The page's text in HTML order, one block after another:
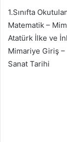
1.Sınıfta
Matematik –
Atatürk İlke ve
Mimariye Giriş –
Sanat Tarihi